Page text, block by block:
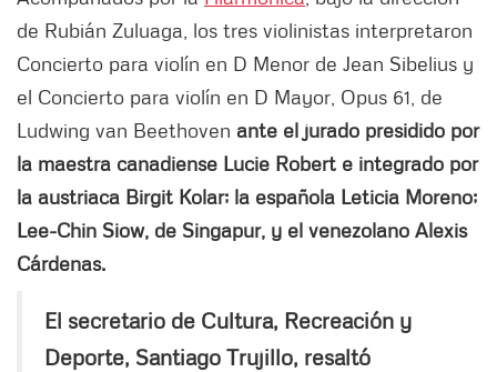
de Rubián Zuluaga, los tres violinistas interpretaron
Concierto para violín en D Menor de Jean Sibelius y
el Concierto para violín en D Mayor, Opus 61, de
Ludwing van Beethoven ante el jurado presidido por
la maestra canadiense Lucie Robert e integrado por
la austriaca Birgit Kolar; la española Leticia Moreno;
Lee-Chin Siow, de Singapur, y el venezolano Alexis
Cárdenas.
El secretario de Cultura, Recreación y
Deporte, Santiago Trujillo, resaltó